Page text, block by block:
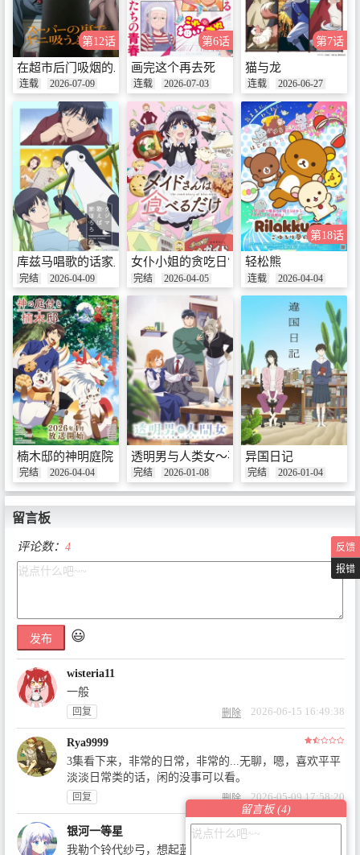
第12话
在超市后门吸烟的二人
连载 2026-07-09
第6话
画完这个再去死
连载 2026-07-03
第7话
猫与龙
连载 2026-06-27
库兹马唱歌的话家里哆啰啰
完结 2026-04-09
女仆小姐的贪吃日常
完结 2026-04-05
第18话
轻松熊
连载 2026-04-04
楠木邸的神明庭院
完结 2026-04-04
透明男与人类女～不久成为夫妇的二人～
完结 2026-01-08
异国日记
完结 2026-01-04
留言板
评论数： 4
发布 😃
wisteria11
一般
回复 删除 2026-06-15 16:49:38
Rya9999
3集看下来，非常的日常，非常的...无聊，嗯，喜欢平平
淡淡日常类的话，闲的没事可以看。
回复 删除 2026-05-09 17:58:20
银河一等星
我勒个铃代纱弓，想起蓝毛了
留言板 (4)
反馈
报错